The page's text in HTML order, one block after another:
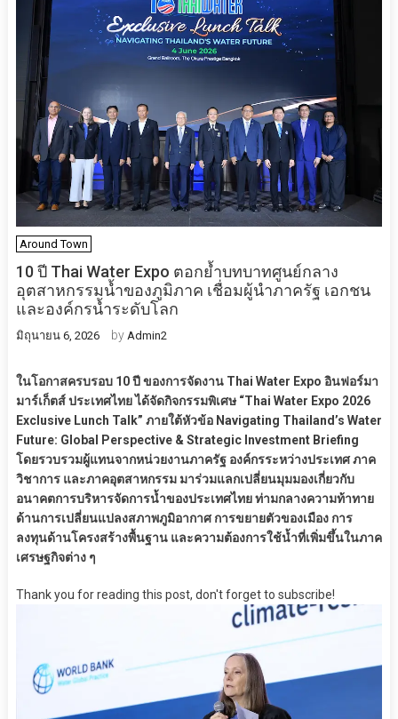
Around Town
10 ปี Thai Water Expo ตอกย้ำบทบาทศูนย์กลาง
อุตสาหกรรมน้ำของภูมิภาค เชื่อมผู้นำภาครัฐ เอกชน
และองค์กรน้ำระดับโลก
มิถุนายน 6, 2026 by Admin2
ในโอกาสครบรอบ 10 ปี ของการจัดงาน Thai Water Expo อินฟอร์มา
มาร์เก็ตส์ ประเทศไทย ได้จัดกิจกรรมพิเศษ “Thai Water Expo 2026
Exclusive Lunch Talk” ภายใต้หัวข้อ Navigating Thailand’s Water
Future: Global Perspective & Strategic Investment Briefing
โดยรวบรวมผู้แทนจากหน่วยงานภาครัฐ องค์กรระหว่างประเทศ ภาค
วิชาการ และภาคอุตสาหกรรม มาร่วมแลกเปลี่ยนมุมมองเกี่ยวกับ
อนาคตการบริหารจัดการน้ำของประเทศไทย ท่ามกลางความท้าทาย
ด้านการเปลี่ยนแปลงสภาพภูมิอากาศ การขยายตัวของเมือง การ
ลงทุนด้านโครงสร้างพื้นฐาน และความต้องการใช้น้ำที่เพิ่มขึ้นในภาค
เศรษฐกิจต่าง ๆ
Thank you for reading this post, don't forget to subscribe!